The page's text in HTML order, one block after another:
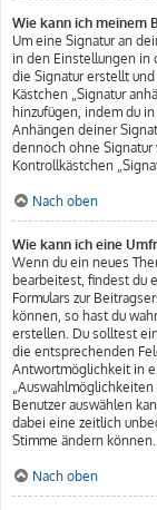
Wie kann ich meinem
Um eine Signatur an
in den Einstellungen in
die Signatur erstellt
Kästchen „Signatur
hinzufügen, indem du
Anhängen deiner
dennoch ohne
Kontrollkästchen
Nach oben
Wie kann ich eine
Wenn du ein neues
bearbeitest, findest du
Formulars zur
können, so hast du
erstellen. Du solltest
die entsprechenden
Antwortmöglichkeit in
Benutzer auswählen
dabei eine zeitlich
Stimme ändern können.
Nach oben